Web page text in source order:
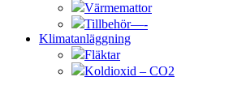
Värmemattor
Tillbehör—-
Klimatanläggning
Fläktar
Koldioxid – CO2